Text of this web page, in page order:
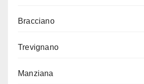
Bracciano
Trevignano
Manziana